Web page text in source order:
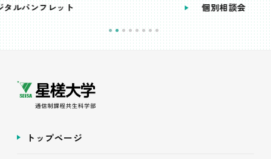
個別相談会
トップページ